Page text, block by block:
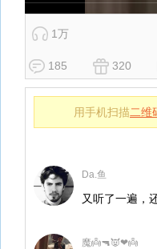
1万
185 320
用手机扫描二维
Da.鱼
又听了一遍，
魔👼🔫👿❤👼